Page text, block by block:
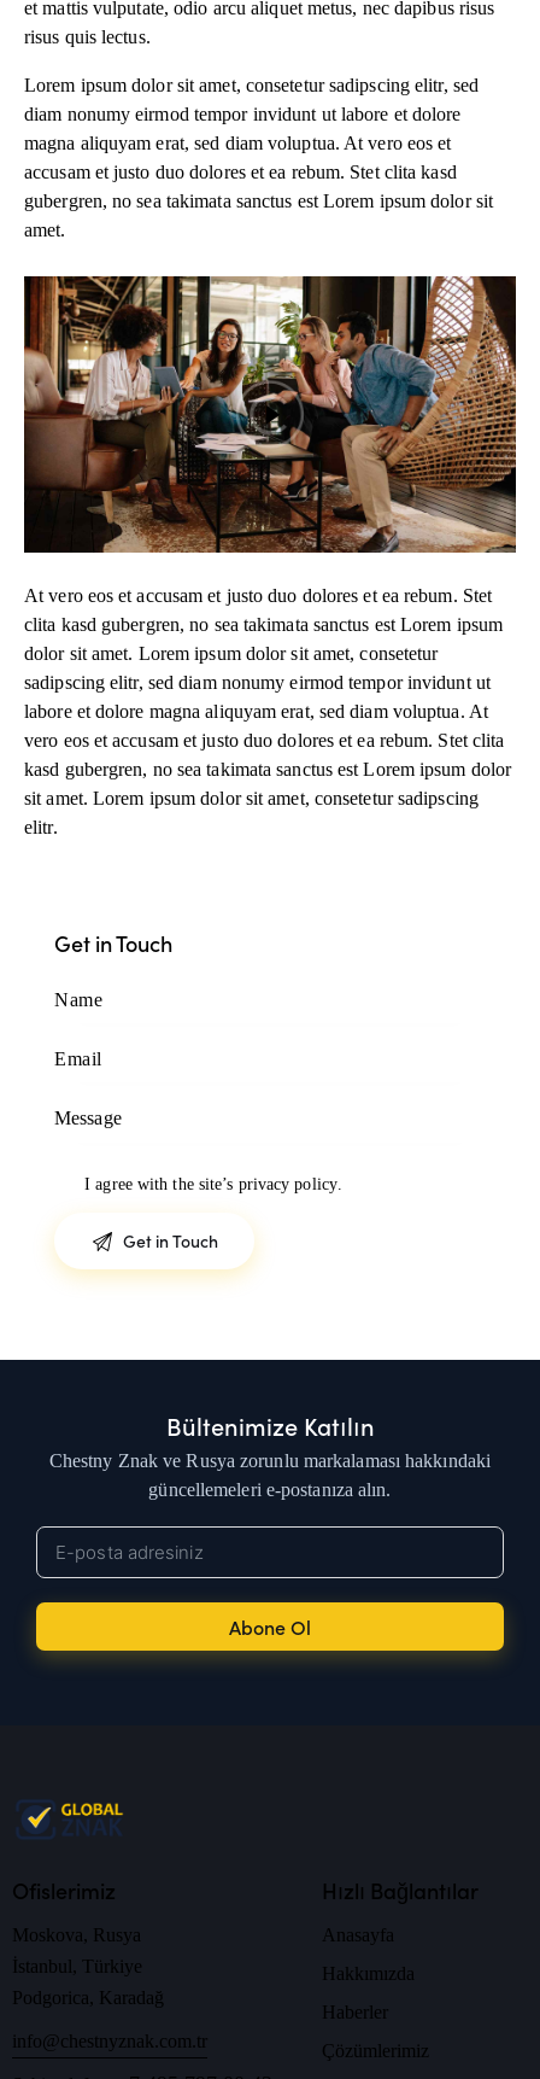
et mattis vulputate, odio arcu aliquet metus, nec dapibus risus
risus quis lectus.
Lorem ipsum dolor sit amet, consetetur sadipscing elitr, sed
diam nonumy eirmod tempor invidunt ut labore et dolore
magna aliquyam erat, sed diam voluptua. At vero eos et
accusam et justo duo dolores et ea rebum. Stet clita kasd
gubergren, no sea takimata sanctus est Lorem ipsum dolor sit
amet.
At vero eos et accusam et justo duo dolores et ea rebum. Stet
clita kasd gubergren, no sea takimata sanctus est Lorem ipsum
dolor sit amet. Lorem ipsum dolor sit amet, consetetur
sadipscing elitr, sed diam nonumy eirmod tempor invidunt ut
labore et dolore magna aliquyam erat, sed diam voluptua. At
vero eos et accusam et justo duo dolores et ea rebum. Stet clita
kasd gubergren, no sea takimata sanctus est Lorem ipsum dolor
sit amet. Lorem ipsum dolor sit amet, consetetur sadipscing
elitr.
Get in Touch
I agree with the site’s privacy policy.
Bültenimize Katılın
Chestny Znak ve Rusya zorunlu markalaması hakkındaki
güncellemeleri e-postanıza alın.
Abone Ol
Ofislerimiz
Moskova, Rusya
İstanbul, Türkiye
Podgorica, Karadağ
info@chestnyznak.com.tr
Hızlı Bağlantılar
Anasayfa
Hakkımızda
Haberler
Çözümlerimiz